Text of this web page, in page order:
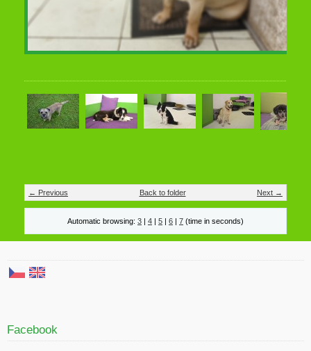
← Previous Next →
Back to folder
Automatic browsing: 3 4 5 6 7 (time in seconds)
Facebook